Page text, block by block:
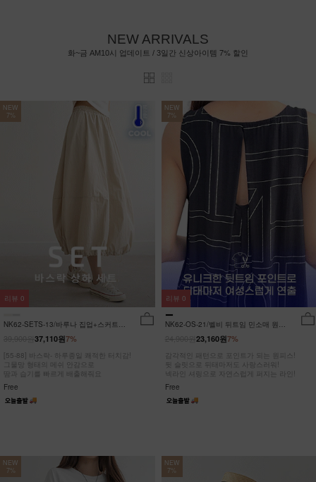
NEW ARRIVALS
화~금 AM10시 업데이트 / 3일간 신상아이템 7% 할인
NEW
7%
NK62-SETS-13/바루나 집업+스커트
7%
37,110원
[55-88] 바스락- 하루종일 쾌적한 터치감!
그물망 형태의 메쉬 안감으로
땀과 습기를 빠르게 배출해줘요
Free
리뷰 0
NEW
7%
NK62-OS-21/벨비 뒤트임 민소매 원피
7%
23,160원
감각적인 패턴으로 포인트가 되는 원피스!
뒷 슬릿으로 뒤태마저도 사랑스러워!
넥라인 셔링으로 자연스럽게 퍼지는 라인!
Free
리뷰 0
NEW
7%
NEW
7%